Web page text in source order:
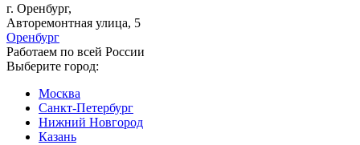
г. Оренбург,
Авторемонтная улица, 5
Оренбург
Работаем по всей России
Выберите город:
Москва
Санкт-Петербург
Нижний Новгород
Казань